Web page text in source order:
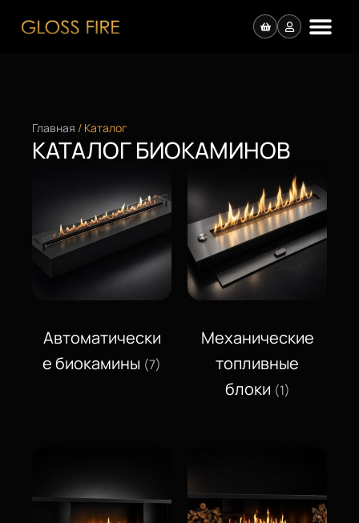
Главная / Каталог
КАТАЛОГ БИОКАМИНОВ
Автоматически
е биокамины (7)
Механические
топливные
блоки (1)